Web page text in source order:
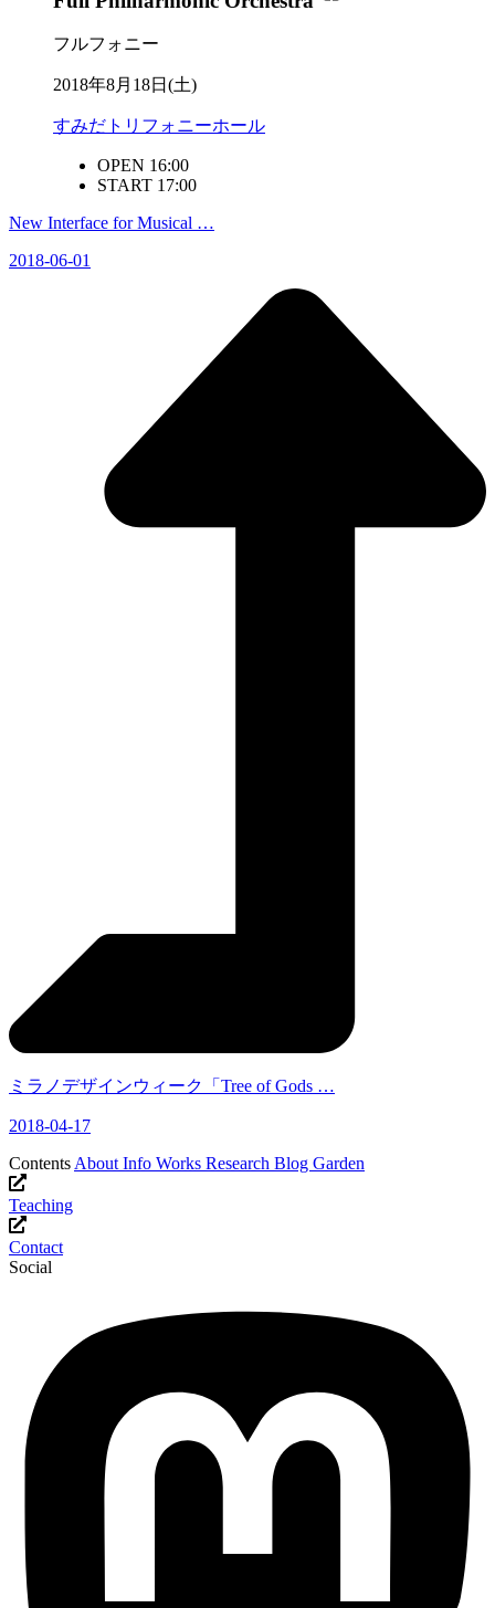
フルフォニー
2018年8月18日(土)
すみだトリフォニーホール
OPEN 16:00
START 17:00
New Interface for Musical …
2018-06-01
ミラノデザインウィーク「Tree of Gods …
2018-04-17
Contents About Info Works Research Blog Garden
Teaching
Contact
Social